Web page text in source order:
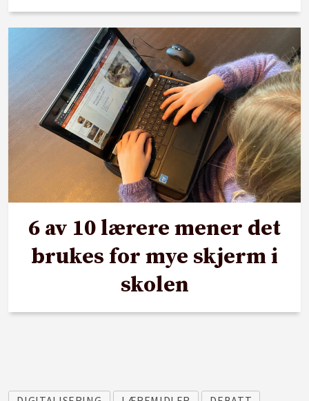
6 av 10 lærere mener det
brukes for mye skjerm i
skolen